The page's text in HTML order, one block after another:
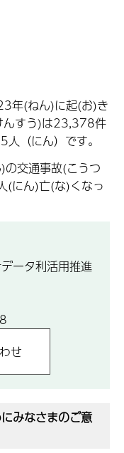
年(ねん)に起(お)き
んすう)は23,378件
（にん）です。
交通事故(こうつ
(にん)亡(な)くなっ
ータ利活用推進
みなさまのご意